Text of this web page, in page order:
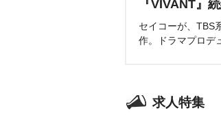
『VIVANT』
セイコーが、TBS
作。ドラマプロデ
求人特集